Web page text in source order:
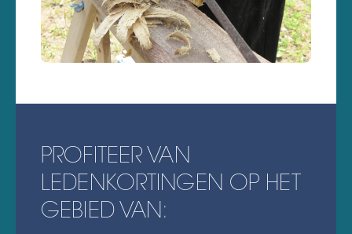
PROFITEER VAN
LEDENKORTINGEN OP HET
GEBIED VAN: